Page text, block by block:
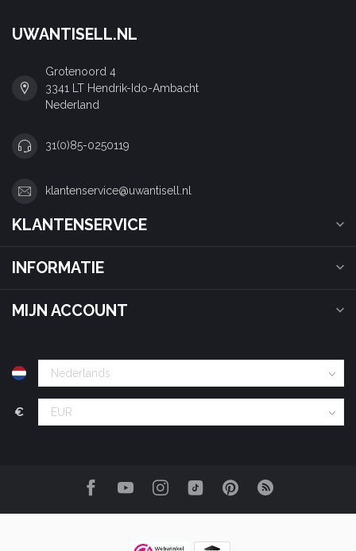
UWANTISELL.NL
Grotenoord 4
3341 LT Hendrik-Ido-Ambacht
Nederland
31(0)85-0250119
klantenservice@uwantisell.nl
KLANTENSERVICE
INFORMATIE
MIJN ACCOUNT
€